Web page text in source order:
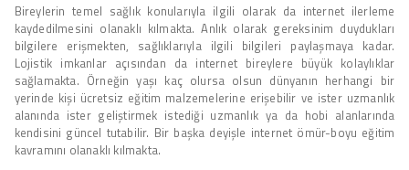
Bireylerin temel sağlık konularıyla ilgili olarak da internet ilerleme
kaydedilmesini olanaklı kılmakta. Anlık olarak gereksinim duydukları
bilgilere erişmekten, sağlıklarıyla ilgili bilgileri paylaşmaya kadar.
Lojistik imkanlar açısından da internet bireylere büyük kolaylıklar
sağlamakta. Örneğin yaşı kaç olursa olsun dünyanın herhangi bir
yerinde kişi ücretsiz eğitim malzemelerine erişebilir ve ister uzmanlık
alanında ister geliştirmek istediği uzmanlık ya da hobi alanlarında
kendisini güncel tutabilir. Bir başka deyişle internet ömür-boyu eğitim
kavramını olanaklı kılmakta.